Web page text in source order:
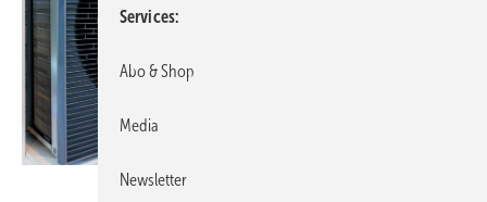
Services
Abo & Shop
Media
Newsletter